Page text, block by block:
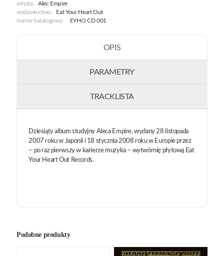
artysta:
Alec Empire
wydawnictwo:
Eat Your Heart Out
numer katalogowy:
EYHO CD 001
OPIS
PARAMETRY
TRACKLISTA
Dziesiąty album studyjny Aleca Empire, wydany 28 listopada
2007 roku w Japonii i 18 stycznia 2008 roku w Europie przez
– po raz pierwszy w karierze muzyka – wytwórnię płytową Eat
Your Heart Out Records.
Podobne produkty